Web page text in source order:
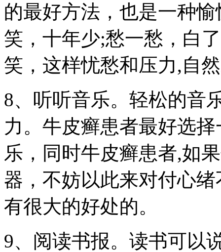
的最好方法，也是一种
笑，十年少;愁一愁，白
笑，这样忧愁和压力,自
8、听听音乐。轻松的音
力。牛皮癣患者最好选
乐，同时牛皮癣患者,如
器，不妨以此来对付心
有很大的好处的。
9、阅读书报。读书可以